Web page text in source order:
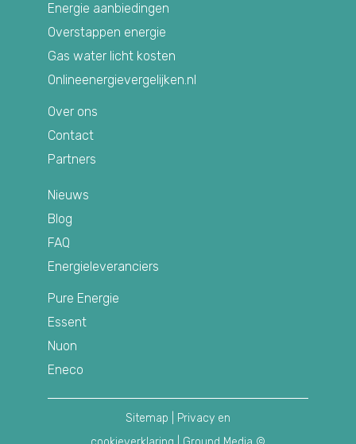
Energie aanbiedingen
Overstappen energie
Gas water licht kosten
Onlineenergievergelijken.nl
Over ons
Contact
Partners
Nieuws
Blog
FAQ
Energieleveranciers
Pure Energie
Essent
Nuon
Eneco
Sitemap
Privacy en